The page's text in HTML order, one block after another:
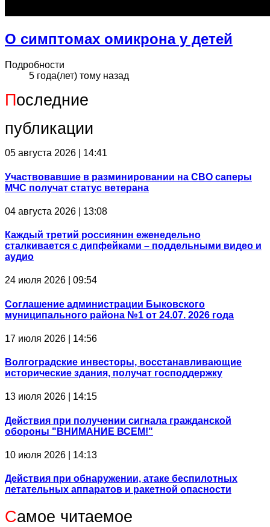
О симптомах омикрона у детей
Подробности
5 года(лет) тому назад
Последние
публикации
05 августа 2026 | 14:41
Участвовавшие в разминировании на СВО саперы
МЧС получат статус ветерана
04 августа 2026 | 13:08
Каждый третий россиянин еженедельно
сталкивается с дипфейками – поддельными видео и
аудио
24 июля 2026 | 09:54
Соглашение администрации Быковского
муниципального района №1 от 24.07. 2026 года
17 июля 2026 | 14:56
Волгоградские инвесторы, восстанавливающие
исторические здания, получат господдержку
13 июля 2026 | 14:15
Действия при получении сигнала гражданской
обороны "ВНИМАНИЕ ВСЕМ!"
10 июля 2026 | 14:13
Действия при обнаружении, атаке беспилотных
летательных аппаратов и ракетной опасности
Самое читаемое